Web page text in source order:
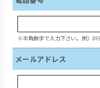
※半角数字で入力下さい。例）
メールアドレス